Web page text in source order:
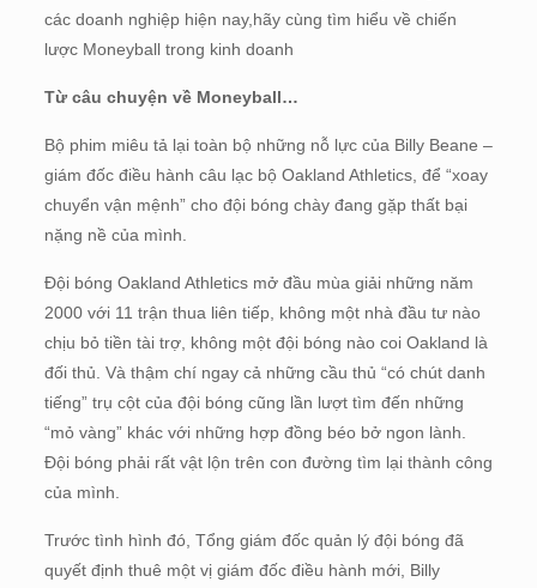
các doanh nghiệp hiện nay,hãy cùng tìm hiểu về chiến
lược Moneyball trong kinh doanh
Từ câu chuyện về Moneyball…
Bộ phim miêu tả lại toàn bộ những nỗ lực của Billy Beane –
giám đốc điều hành câu lạc bộ Oakland Athletics, để “xoay
chuyển vận mệnh” cho đội bóng chày đang gặp thất bại
nặng nề của mình.
Đội bóng Oakland Athletics mở đầu mùa giải những năm
2000 với 11 trận thua liên tiếp, không một nhà đầu tư nào
chịu bỏ tiền tài trợ, không một đội bóng nào coi Oakland là
đối thủ. Và thậm chí ngay cả những cầu thủ “có chút danh
tiếng” trụ cột của đội bóng cũng lần lượt tìm đến những
“mỏ vàng” khác với những hợp đồng béo bở ngon lành.
Đội bóng phải rất vật lộn trên con đường tìm lại thành công
của mình.
Trước tình hình đó, Tổng giám đốc quản lý đội bóng đã
quyết định thuê một vị giám đốc điều hành mới, Billy